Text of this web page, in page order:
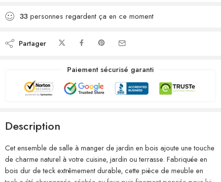
33 personnes regardent ça en ce moment
Partager
Paiement sécurisé garanti
Description
Cet ensemble de salle à manger de jardin en bois ajoute une touche
de charme naturel à votre cuisine, jardin ou terrasse. Fabriquée en
bois dur de teck extrêmement durable, cette pièce de meuble en